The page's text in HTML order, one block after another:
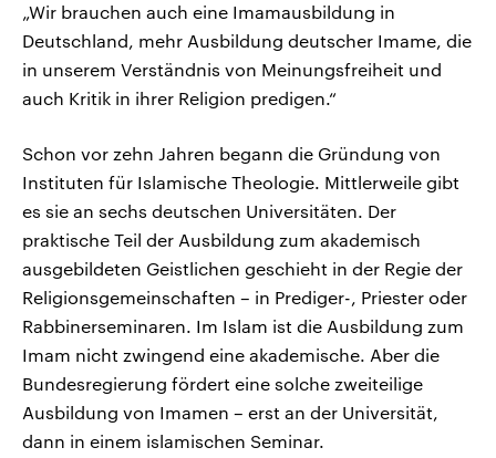
„Wir brauchen auch eine Imamausbildung in
Deutschland, mehr Ausbildung deutscher Imame, die
in unserem Verständnis von Meinungsfreiheit und
auch Kritik in ihrer Religion predigen.“
Schon vor zehn Jahren begann die Gründung von
Instituten für Islamische Theologie. Mittlerweile gibt
es sie an sechs deutschen Universitäten. Der
praktische Teil der Ausbildung zum akademisch
ausgebildeten Geistlichen geschieht in der Regie der
Religionsgemeinschaften – in Prediger-, Priester oder
Rabbinerseminaren. Im Islam ist die Ausbildung zum
Imam nicht zwingend eine akademische. Aber die
Bundesregierung fördert eine solche zweiteilige
Ausbildung von Imamen – erst an der Universität,
dann in einem islamischen Seminar.